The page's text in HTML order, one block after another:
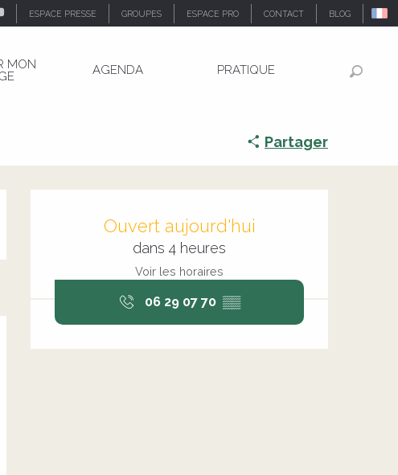
ESPACE PRESSE GROUPES ESPACE PRO CONTACT BLOG
MON
AGENDA PRATIQUE
Partager
Ouvert aujourd'hui
dans 4 heures
Voir les horaires
06 29 07 70 ▒▒